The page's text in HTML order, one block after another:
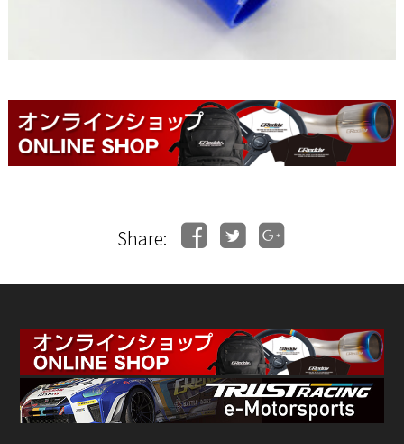
Share: